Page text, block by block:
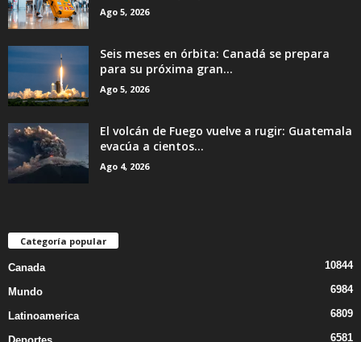
Ago 5, 2026
Seis meses en órbita: Canadá se prepara
para su próxima gran...
Ago 5, 2026
El volcán de Fuego vuelve a rugir: Guatemala
evacúa a cientos...
Ago 4, 2026
Categoría popular
Canada 10844
Mundo 6984
Latinoamerica 6809
6581